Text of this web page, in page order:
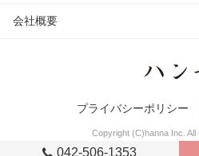
042-506-1353
会社概要
プライバシーポリシー
Copyright (C)hanna Inc. All